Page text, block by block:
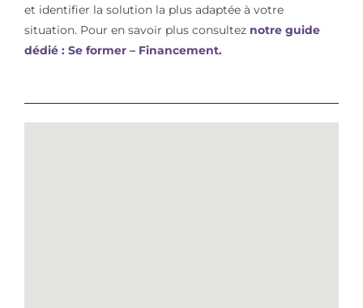
et identifier la solution la plus adaptée à votre
situation. Pour en savoir plus consulteznotre guide
dédié : Se former – Financement.